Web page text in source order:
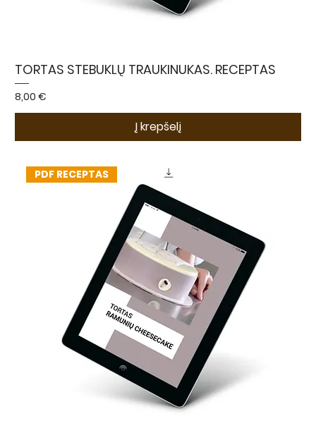
TORTAS STEBUKLŲ TRAUKINUKAS. RECEPTAS
Kaina
8,00 €
Į krepšelį
PDF RECEPTAS